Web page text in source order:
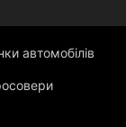
автомобілів